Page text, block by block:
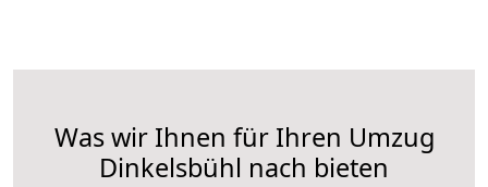
Was wir Ihnen für Ihren Umzug
Dinkelsbühl nach bieten